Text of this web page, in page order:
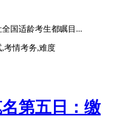
国适龄考生都瞩目...
,考情考务,难度
第五日：缴